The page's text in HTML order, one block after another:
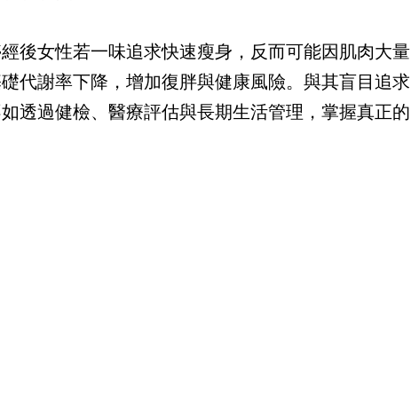
後女性若一味追求快速瘦身，反而可能因肌肉大量
代謝率下降，增加復胖與健康風險。與其盲目追求
透過健檢、醫療評估與長期生活管理，掌握真正的